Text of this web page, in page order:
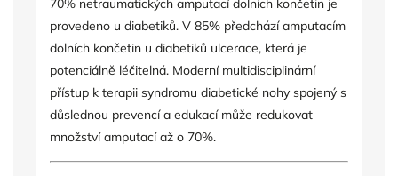
70% netraumatických amputací dolních končetin je
provedeno u diabetiků. V 85% předchází amputacím
dolních končetin u diabetiků ulcerace, která je
potenciálně léčitelná. Moderní multidisciplinární
přístup k terapii syndromu diabetické nohy spojený s
důslednou prevencí a edukací může redukovat
množství amputací až o 70%.